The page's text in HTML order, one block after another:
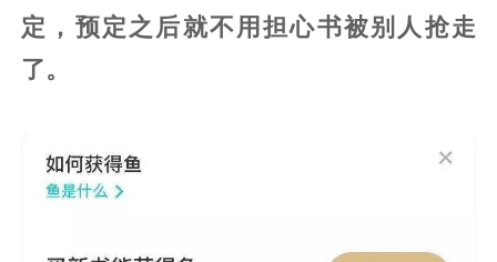
定，预定之后就不用担心书被别人抢走
了。